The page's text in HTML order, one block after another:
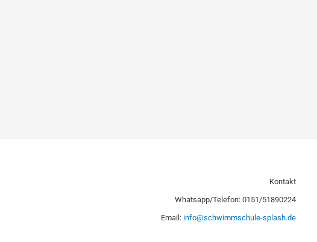
Kontakt
Whatsapp/Telefon: 0151/51890224
Email: info@schwimmschule-splash.de